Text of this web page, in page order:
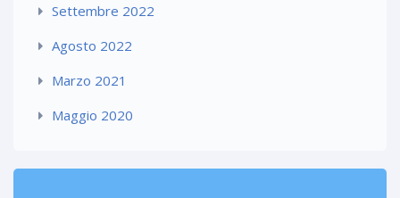
Settembre 2022
Agosto 2022
Marzo 2021
Maggio 2020